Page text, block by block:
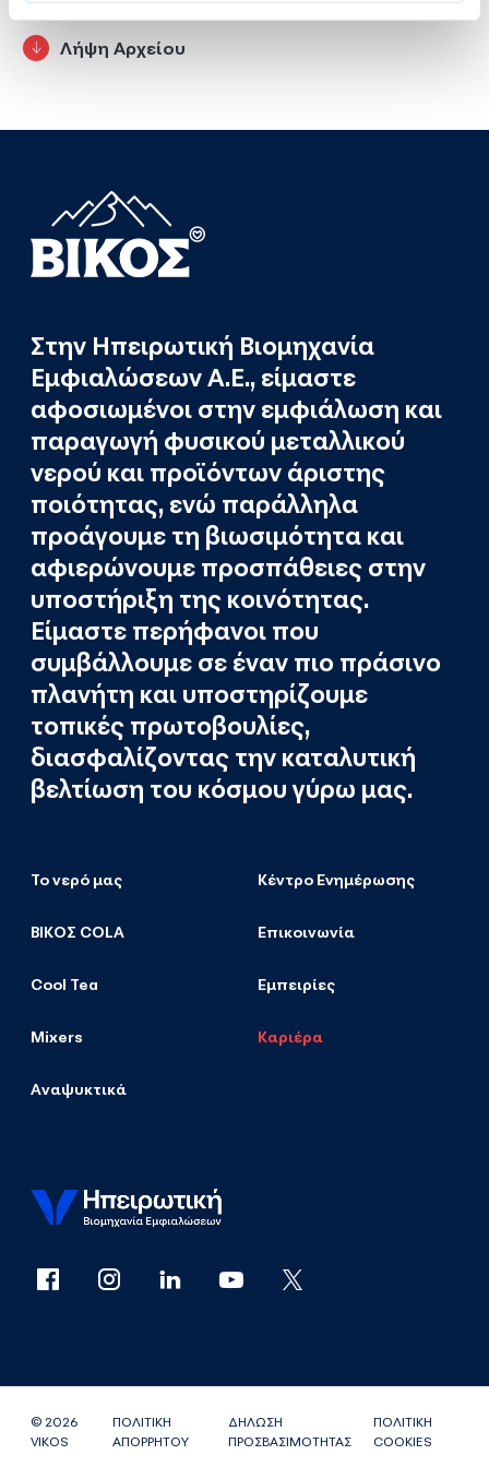
Λήψη Αρχείου
Στην Ηπειρωτική Βιομηχανία
Εμφιαλώσεων Α.Ε., είμαστε
αφοσιωμένοι στην εμφιάλωση και
παραγωγή φυσικού μεταλλικού
νερού και προϊόντων άριστης
ποιότητας, ενώ παράλληλα
προάγουμε τη βιωσιμότητα και
αφιερώνουμε προσπάθειες στην
υποστήριξη της κοινότητας.
Είμαστε περήφανοι που
συμβάλλουμε σε έναν πιο πράσινο
πλανήτη και υποστηρίζουμε
τοπικές πρωτοβουλίες,
διασφαλίζοντας την καταλυτική
βελτίωση του κόσμου γύρω μας.
Το νερό μας
ΒΙΚΟΣ COLA
Cool Tea
Mixers
Αναψυκτικά
Κέντρο Ενημέρωσης
Επικοινωνία
Εμπειρίες
Καριέρα
© 2026
VIKOS
ΠΟΛΙΤΙΚΗ
ΑΠΟΡΡΗΤΟΥ
ΔΗΛΩΣΗ
ΠΡΟΣΒΑΣΙΜΟΤΗΤΑΣ
ΠΟΛΙΤΙΚΗ
COOKIES